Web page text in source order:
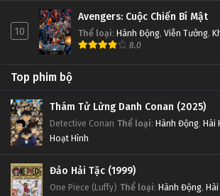
10
Avengers: Cuộc Chiến Bí Mật
Thể loại: Hành Động, Viễn Tưởng,
8.0
Top phim bộ
Thám Tử Lừng Danh Conan (2025)
Detective Conan Thể loại: Hành Động, Hài
Hoạt Hình
Đảo Hải Tặc (1999)
One Piece (Luffy) Thể loại: Hành Động,